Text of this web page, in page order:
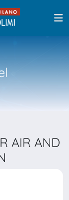
AIR AND